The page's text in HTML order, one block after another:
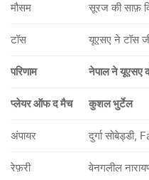
मौसम सूरज की साफ़
टॉस यूएसए ने टॉस
परिणाम नेपाल ने यूएसए
प्लेयर ऑफ द मैच कुशल भुर्टेल
अंपायर दुर्गा
रेफ़री वेनगलील